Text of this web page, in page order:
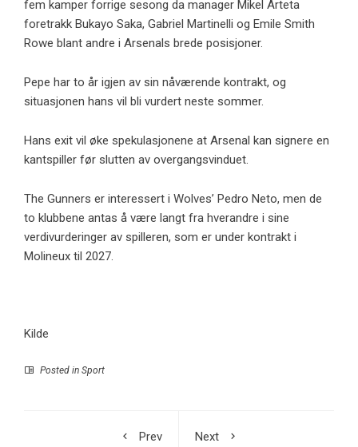
fem kamper forrige sesong da manager Mikel Arteta
foretrakk Bukayo Saka, Gabriel Martinelli og Emile Smith
Rowe blant andre i Arsenals brede posisjoner.
Pepe har to år igjen av sin nåværende kontrakt, og
situasjonen hans vil bli vurdert neste sommer.
Hans exit vil øke spekulasjonene at Arsenal kan signere en
kantspiller før slutten av overgangsvinduet.
The Gunners er interessert i Wolves’ Pedro Neto, men de
to klubbene antas å være langt fra hverandre i sine
verdivurderinger av spilleren, som er under kontrakt i
Molineux til 2027.
Kilde
Posted in Sport
Prev
Next